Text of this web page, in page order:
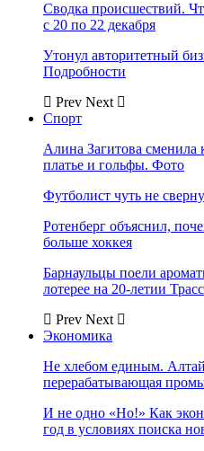
Сводка происшествий.
с 20 по 22 декабря
Утонул авторитетный
Подробности
Prev Next
Спорт
Алина Загитова сменила
платье и гольфы. Фото
Футболист чуть не
Ротенберг объяснил,
больше хоккея
Барнаульцы поели
лотерее на 20-летии
Prev Next
Экономика
Не хлебом единым.
перерабатывающая
И не одно «Но!» Как
год в условиях поиска